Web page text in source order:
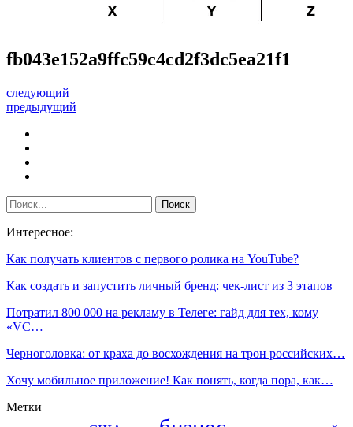
fb043e152a9ffc59c4cd2f3dc5ea21f1
следующий
предыдущий
Интересное:
Как получать клиентов с первого ролика на YouTube?
Как создать и запустить личный бренд: чек-лист из 3 этапов
Потратил 800 000 на рекламу в Телеге: гайд для тех, кому
«VC…
Черноголовка: от краха до восхождения на трон российских…
Хочу мобильное приложение! Как понять, когда пора, как…
Метки